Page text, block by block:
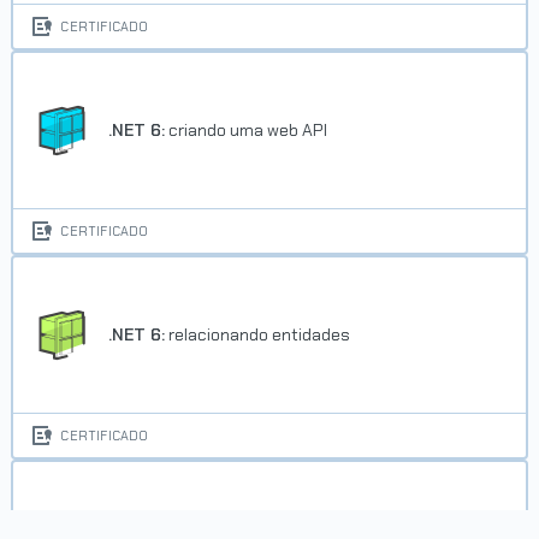
CSS para projetos web
CERTIFICADO
.NET 6: criando uma web API
CERTIFICADO
.NET 6: relacionando entidades
CERTIFICADO